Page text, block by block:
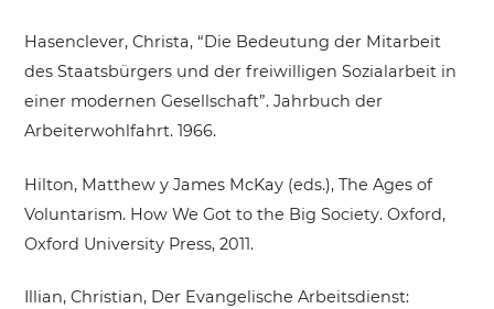
Hasenclever, Christa, “Die Bedeutung der Mitarbeit
des Staatsbürgers und der freiwilligen Sozialarbeit in
einer modernen Gesellschaft”. Jahrbuch der
Arbeiterwohlfahrt. 1966.
Hilton, Matthew y James McKay (eds.), The Ages of
Voluntarism. How We Got to the Big Society. Oxford,
Oxford University Press, 2011.
Illian, Christian, Der Evangelische Arbeitsdienst: